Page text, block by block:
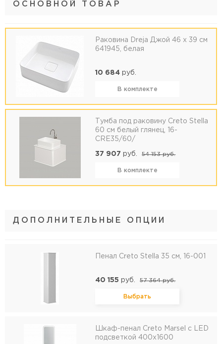
ОСНОВНОЙ ТОВАР
Раковина Dreja Джой 46 x 39 см
641945, белая
10 684руб.
В комплекте
Тумба под раковину Creto Stella
60 см белый глянец, 16-
CRE35/60/
37 907руб. 54 153руб.
В комплекте
ДОПОЛНИТЕЛЬНЫЕ ОПЦИИ
Пенал Creto Stella 35 см, 16-001
40 155руб. 57 364руб.
Выбрать
Шкаф-пенал Creto Marsel с LED
подсветкой 400х1600